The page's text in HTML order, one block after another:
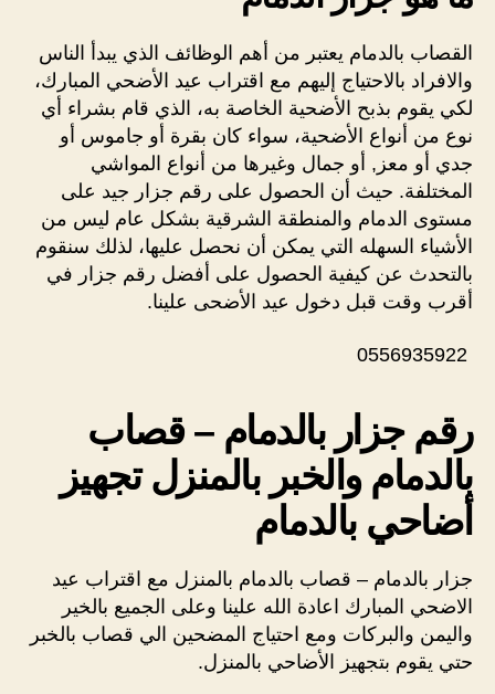
القصاب بالدمام يعتبر من أهم الوظائف الذي يبدأ الناس
والافراد بالاحتياج إليهم مع اقتراب عيد الأضحي المبارك،
لكي يقوم بذبح الأضحية الخاصة به، الذي قام بشراء أي
نوع من أنواع الأضحية، سواء كان بقرة أو جاموس أو
جدي أو معز, أو جمال وغيرها من أنواع المواشي
المختلفة. حيث أن الحصول على رقم جزار جيد على
مستوى الدمام والمنطقة الشرقية بشكل عام ليس من
الأشياء السهله التي يمكن أن نحصل عليها، لذلك سنقوم
بالتحدث عن كيفية الحصول على أفضل رقم جزار في
أقرب وقت قبل دخول عيد الأضحى علينا.
رقم جزار بالدمام – قصاب
بالدمام والخبر بالمنزل تجهيز
أضاحي بالدمام
جزار بالدمام – قصاب بالدمام بالمنزل مع اقتراب عيد
الاضحي المبارك اعادة الله علينا وعلى الجميع بالخير
واليمن والبركات ومع احتياج المضحين الي قصاب بالخبر
حتي يقوم بتجهيز الأضاحي بالمنزل.